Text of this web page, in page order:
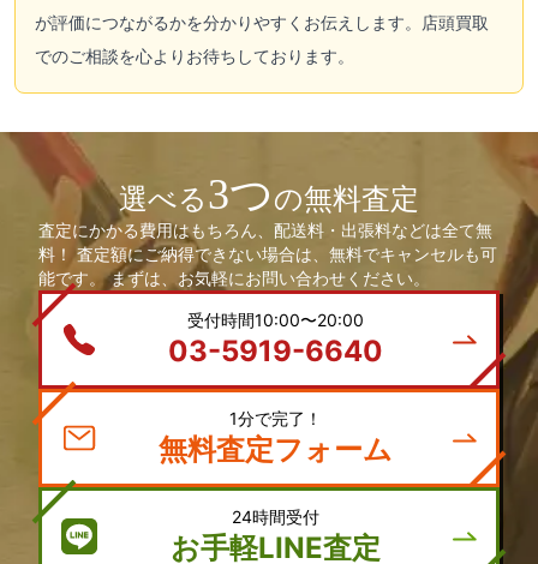
が評価につながるかを分かりやすくお伝えします。店頭買取
でのご相談を心よりお待ちしております。
選べる3つの無料査定
査定にかかる費用はもちろん、配送料・出張料などは全て無
料！ 査定額にご納得できない場合は、無料でキャンセルも可
能です。 まずは、お気軽にお問い合わせください。
受付時間10:00〜20:00
03-5919-6640
1分で完了！
無料査定フォーム
24時間受付
お手軽LINE査定